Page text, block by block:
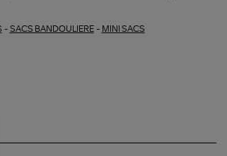
- SACS BANDOULIERE- MINI SACS